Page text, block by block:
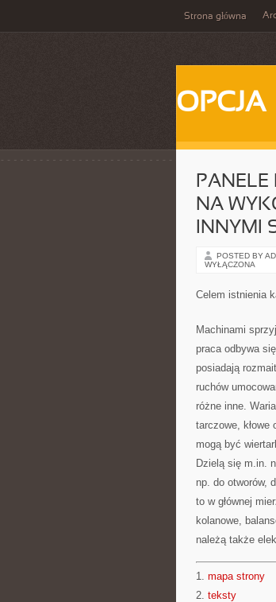
Strona główna
OPCJA
NA
INNYMI
POSTED BY
WYŁĄCZONA
Celem istnienia
Machinami
praca odbywa
posiadają
ruchów
różne inne.
tarczowe, kłowe
mogą być
Dzielą się m.in.
np. do otworów,
to w głównej
kolanowe,
należą także
1. mapa strony
2. teksty